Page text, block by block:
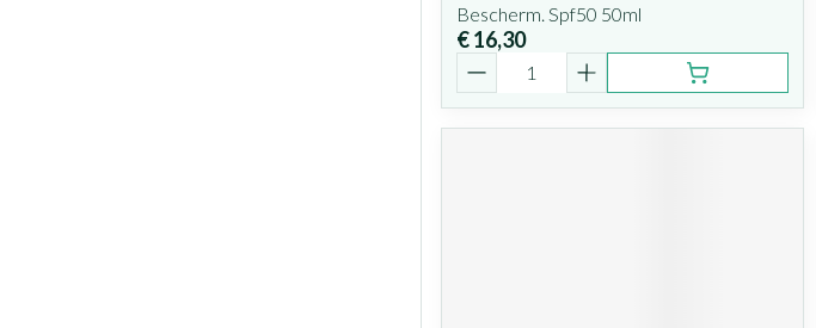
Bescherm. Spf50 50ml
€ 16,30